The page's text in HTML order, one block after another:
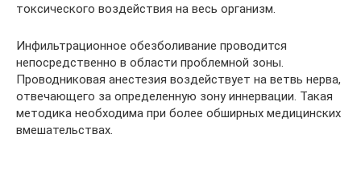
токсического воздействия на весь организм.
Инфильтрационное обезболивание проводится
непосредственно в области проблемной зоны.
Проводниковая анестезия воздействует на ветвь нерва,
отвечающего за определенную зону иннервации. Такая
методика необходима при более обширных медицинских
вмешательствах.